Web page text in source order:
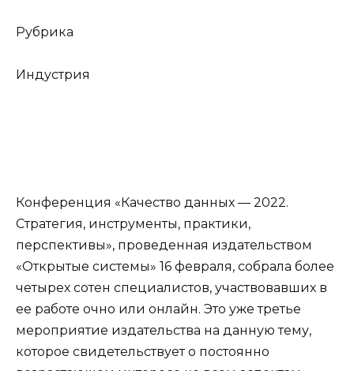
Рубрика
Индустрия
Конференция «Качество данных — 2022.
Стратегия, инструменты, практики,
перспективы», проведенная издательством
«Открытые системы» 16 февраля, собрала более
четырех сотен специалистов, участвовавших в
ее работе очно или онлайн. Это уже третье
мероприятие издательства на данную тему,
которое свидетельствует о постоянно